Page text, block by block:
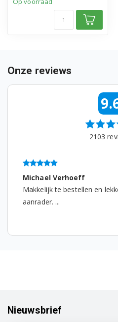
Siemens TE503509DE/12
Siemens TE503509DE/16
Siemens TE503521DE/05
Siemens TE503521DE/06
Siemens TE503521DE/10
Siemens TE503521DE/11
Siemens TE503521DE/12
Siemens TE503521DE/13
Siemens TE506209RW/05
Onze reviews
2103
Michael Verhoeff
Makkelijk te bestellen en
aanrader. ...
Nieuwsbrief